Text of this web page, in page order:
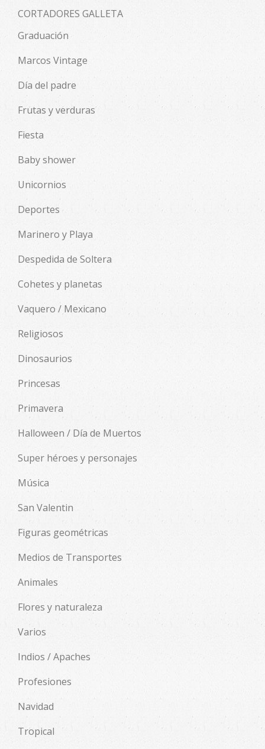
CORTADORES GALLETA
Graduación
Marcos Vintage
Día del padre
Frutas y verduras
Fiesta
Baby shower
Unicornios
Deportes
Marinero y Playa
Despedida de Soltera
Cohetes y planetas
Vaquero / Mexicano
Religiosos
Dinosaurios
Princesas
Primavera
Halloween / Día de Muertos
Super héroes y personajes
Música
San Valentin
Figuras geométricas
Medios de Transportes
Animales
Flores y naturaleza
Varios
Indios / Apaches
Profesiones
Navidad
Tropical